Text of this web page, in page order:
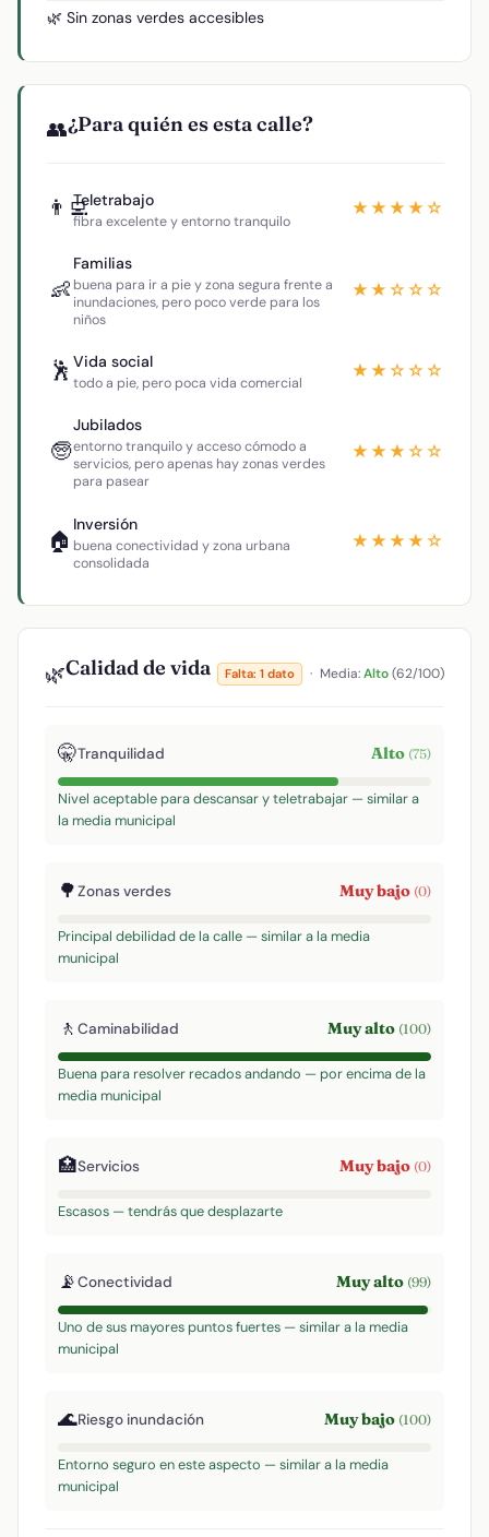
🌿 Sin zonas verdes accesibles
👥¿Para quién es esta calle?
👨‍💻Teletrabajo
fibra excelente y entorno tranquilo
★★★★☆
👶
Familias
buena para ir a pie y zona segura frente a
inundaciones, pero poco verde para los
niños
★★☆☆☆
🕺 Vida social
todo a pie, pero poca vida comercial
★★☆☆☆
🧓
Jubilados
entorno tranquilo y acceso cómodo a
servicios, pero apenas hay zonas verdes
para pasear
★★★☆☆
🏠
Inversión
buena conectividad y zona urbana
consolidada
★★★★☆
🌿Calidad de vida Falta: 1 dato · Media:Alto(62/100)
🤫Tranquilidad Alto (75)
Nivel aceptable para descansar y teletrabajar — similar a
la media municipal
🌳Zonas verdes Muy bajo (0)
Principal debilidad de la calle — similar a la media
municipal
🚶 Caminabilidad Muy alto (100)
Buena para resolver recados andando — por encima de la
media municipal
🏥Servicios Muy bajo (0)
Escasos — tendrás que desplazarte
📡Conectividad Muy alto (99)
Uno de sus mayores puntos fuertes — similar a la media
municipal
🌊Riesgo inundación Muy bajo (100)
Entorno seguro en este aspecto — similar a la media
municipal